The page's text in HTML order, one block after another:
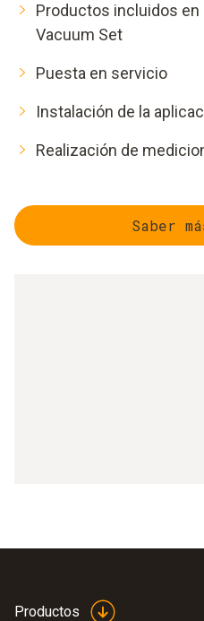
Productos incluidos
Vacuum Set
Puesta en servicio
Instalación de la
Realización de
Saber
Productos